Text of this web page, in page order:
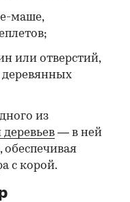
маше,
или отверстий,
из
— в ней
обеспечивая
с корой.